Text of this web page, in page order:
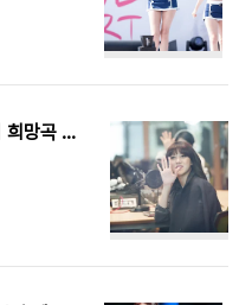
[PHOTO] 150306 MBC 정오의 희망곡 - 레인보우 by EPOXY